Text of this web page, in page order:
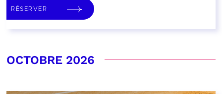
RÉSERVER
OCTOBRE 2026